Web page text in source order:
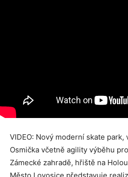
VIDEO: Nový moderní skate
Osmička včetně agility výběhu
Zámecké zahradě, hřiště na